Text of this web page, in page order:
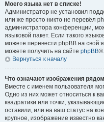
Моего языка нет в списке!
Администратор не установил
или же просто никто не перевёл
администратора конференции,
языковой пакет. Если такого
можете перевести phpBB на
можете получить на сайте phpBB®.
Вернуться к началу
Что означают изображения
Вместе с именем пользователя
Одно из них может относиться к
квадратики или точки,
оставили, или на ваш статус на
крупное, изображение известно